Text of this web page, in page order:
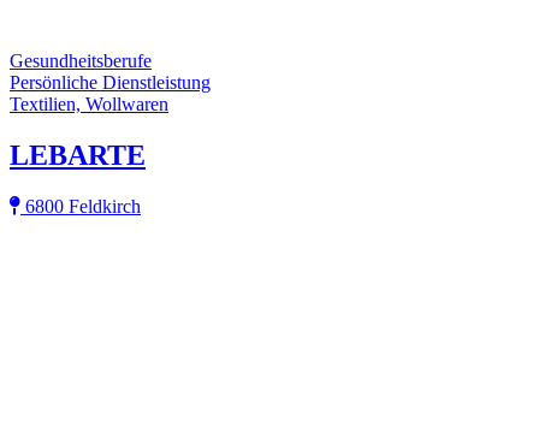
Gesundheitsberufe
Persönliche Dienstleistung
Textilien, Wollwaren
LEBARTE
6800 Feldkirch